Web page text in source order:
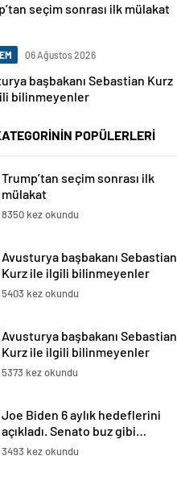
seçim sonrası ilk mülakat
06 Ağustos 2026
başbakanı Sebastian Kurz
bilinmeyenler
POPÜLERLERİ
Trump’tan seçim sonrası ilk
mülakat
8350 kez okundu
Avusturya başbakanı Sebastian
Kurz ile ilgili bilinmeyenler
5403 kez okundu
Avusturya başbakanı Sebastian
Kurz ile ilgili bilinmeyenler
5373 kez okundu
Joe Biden 6 aylık hedeflerini
açıkladı. Senato buz gibi…
3493 kez okundu